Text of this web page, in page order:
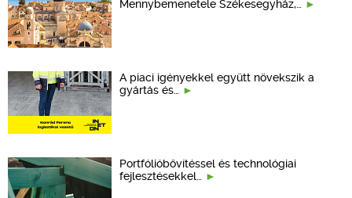
Mennybemenetele Székesegyház,…
A piaci igényekkel együtt növekszik a
gyártás és…
Portfólióbővítéssel és technológiai
fejlesztésekkel…